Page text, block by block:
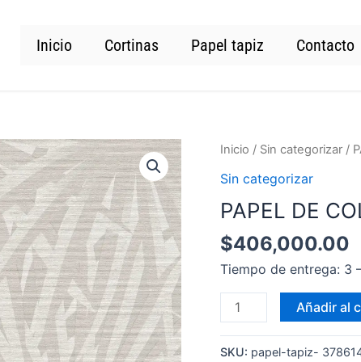
Inicio Cortinas Papel tapiz Contacto
Inicio / Sin categorizar /
Sin categorizar
PAPEL DE
$406,000.00
Tiempo de entrega: 3
PAPEL
DE
COLGADURA
378614-
MT
cantidad
Añadir al
SKU: papel-tapiz-